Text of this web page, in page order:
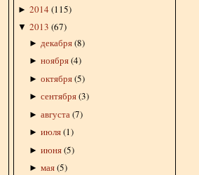
► 2014 (115)
▼ 2013 (67)
► декабря(8)
► ноября(4)
► октября(5)
► сентября(3)
► августа (7)
► июля(1)
► июня(5)
► мая(5)